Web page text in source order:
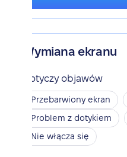
Wymiana ekranu
Dotyczy objawów
Przebarwiony ekran
Problem z dotykiem
Nie włącza się